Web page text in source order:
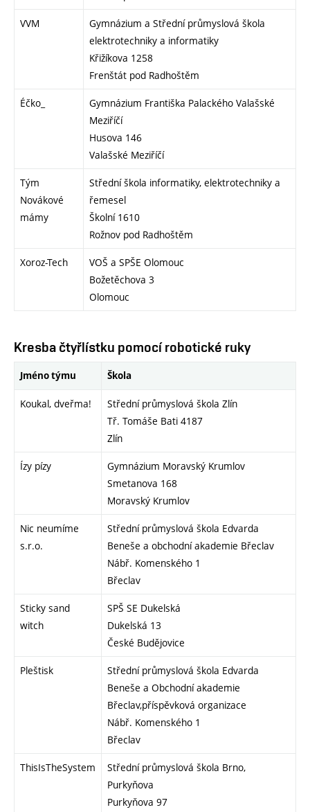
VVM
Gymnázium a Střední průmyslová škola
elektrotechniky a informatiky
Křižíkova 1258
Frenštát pod Radhoštěm
Éčko_
Gymnázium Františka Palackého Valašské
Meziříčí
Husova 146
Valašské Meziříčí
Tým
Novákové
mámy
Střední škola informatiky, elektrotechniky a
řemesel
Školní 1610
Rožnov pod Radhoštěm
Xoroz-Tech
VOŠ a SPŠE Olomouc
Božetěchova 3
Olomouc
Kresba čtyřlístku pomocí robotické ruky
Jméno týmu Škola
Koukal, dveřma!
Střední průmyslová škola Zlín
Tř. Tomáše Bati 4187
Zlín
Ízy pízy
Gymnázium Moravský Krumlov
Smetanova 168
Moravský Krumlov
Nic neumíme
s.r.o.
Střední průmyslová škola Edvarda
Beneše a obchodní akademie Břeclav
Nábř. Komenského 1
Břeclav
Sticky sand
witch
SPŠ SE Dukelská
Dukelská 13
České Budějovice
Pleštisk
Střední průmyslová škola Edvarda
Beneše a Obchodní akademie
Břeclav,příspěvková organizace
Nábř. Komenského 1
Břeclav
ThisIsTheSystem
Střední průmyslová škola Brno,
Purkyňova
Purkyňova 97